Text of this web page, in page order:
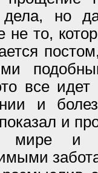
дела, но
не то,
все
и
и
и